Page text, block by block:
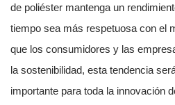
de poliéster mantenga un
tiempo sea más respetuosa con el
que los consumidores y las
la sostenibilidad, esta tendencia
importante para toda la innovación